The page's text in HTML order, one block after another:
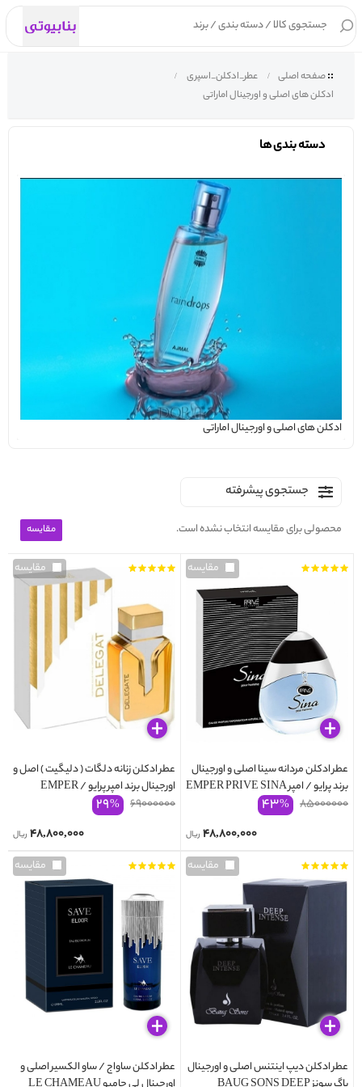
صفحه اصلی
عطر_ادکلن_اسپری
ادکلن های اصلی و اورجینال اماراتی
دسته بندی ها
ادکلن های اصلی و اورجینال اماراتی
جستجوی پیشرفته
محصولی برای مقایسه انتخاب نشده است.
مقایسه
عطر ادکلن مردانه سینا اصلی و اورجینال
برند پرایو / امپر EMPER PRIVE SINA
۸۵۰۰۰۰۰۰ ۴۳%
۴۸,۸۰۰,۰۰۰ ریال
مقایسه
عطر ادکلن زنانه دلگات ( دلیگیت ) اصل و
اورجینال برند امپر پرایو EMPER /
PRIVE DELEGATE
۶۹۰۰۰۰۰۰ ۲۹%
۴۸,۸۰۰,۰۰۰ ریال
مقایسه
عطر ادکلن دیپ اینتنس اصلی و اورجینال
مقایسه
عطر ادکلن ساواج / ساو الکسیر اصلی و